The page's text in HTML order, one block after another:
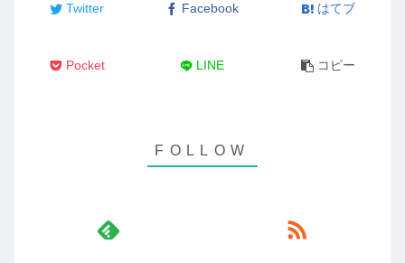
Twitter Facebook はてブ
Pocket LINE コピー